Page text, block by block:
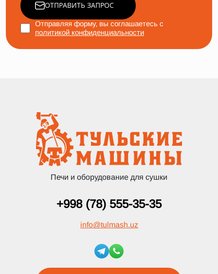
ОТПРАВИТЬ ЗАПРОС
Отправляя форму, вы соглашаетесь с
политикой конфиденциальности
Печи и оборудование для сушки
+998 (78) 555-35-35
info@tulmash.uz